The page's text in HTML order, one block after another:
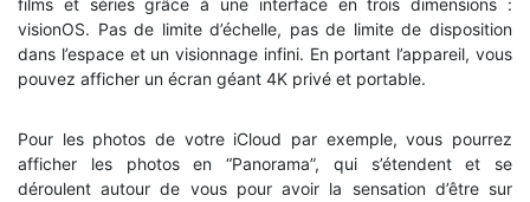
films et séries grâce à une interface en trois dimensions :
visionOS. Pas de limite d’échelle, pas de limite de disposition
dans l’espace et un visionnage infini. En portant l’appareil, vous
pouvez afficher un écran géant 4K privé et portable.
Pour les photos de votre iCloud par exemple, vous pourrez
afficher les photos en “Panorama”, qui s’étendent et se
déroulent autour de vous pour avoir la sensation d’être sur